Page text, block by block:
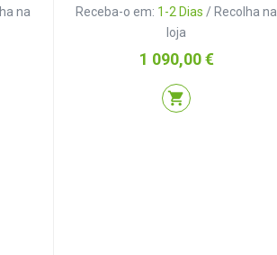
na Receba-o em: 1-2 Dias / Recolha na
loja
Preço
1 090,00 €
shopping_cart